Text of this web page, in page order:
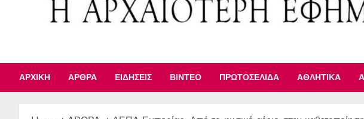
ΑΡΧΙΚΉ ΆΡΘΡΑ ΕΙΔΉΣΕΙΣ ΒΊΝΤΕΟ ΠΡΩΤΟΣΈΛΙΔΑ ΑΘΛΗΤΙΚΆ